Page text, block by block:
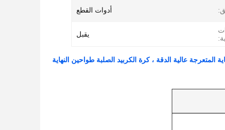
أدوات القطع
يقبل
المتعرجة عالية الدقة ، كرة الكربيد الصلبة طواحين النهاية